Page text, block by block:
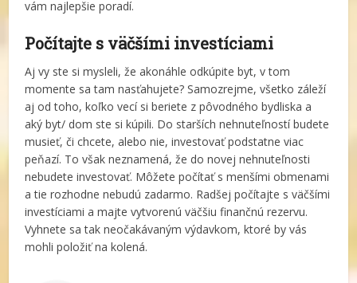
vám najlepšie poradí.
Počítajte s väčšími investíciami
Aj vy ste si mysleli, že akonáhle odkúpite byt, v tom
momente sa tam nasťahujete? Samozrejme, všetko záleží
aj od toho, koľko vecí si beriete z pôvodného bydliska a
aký byt/ dom ste si kúpili. Do starších nehnuteľností budete
musieť, či chcete, alebo nie, investovať podstatne viac
peňazí. To však neznamená, že do novej nehnuteľnosti
nebudete investovať. Môžete počítať s menšími obmenami
a tie rozhodne nebudú zadarmo. Radšej počítajte s väčšími
investíciami a majte vytvorenú väčšiu finančnú rezervu.
Vyhnete sa tak neočakávaným výdavkom, ktoré by vás
mohli položiť na kolená.